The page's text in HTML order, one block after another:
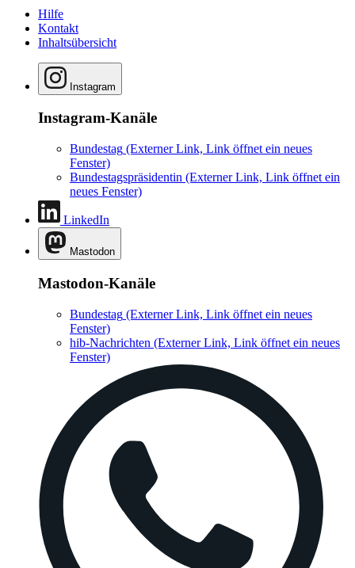
Hilfe
Kontakt
Inhaltsübersicht
Instagram
Instagram-Kanäle
Bundestag (Externer Link, Link öffnet ein neues
Fenster)
Bundestagspräsidentin (Externer Link, Link öffnet ein
neues Fenster)
LinkedIn
Mastodon
Mastodon-Kanäle
Bundestag (Externer Link, Link öffnet ein neues
Fenster)
hib-Nachrichten (Externer Link, Link öffnet ein neues
Fenster)